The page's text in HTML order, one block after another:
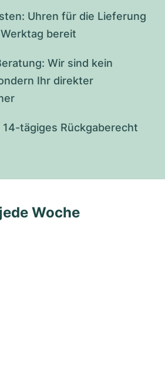
Uhren für die Lieferung
bereit
Wir sind kein
Ihr direkter
14-tägiges Rückgaberecht
Woche